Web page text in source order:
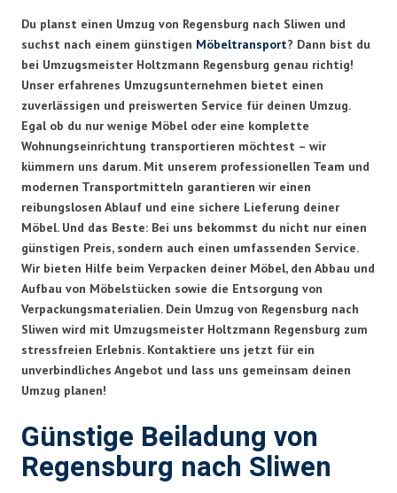
Du planst einen Umzug von Regensburg nach Sliwen und
suchst nach einem günstigen Möbeltransport? Dann bist du
bei Umzugsmeister Holtzmann Regensburg genau richtig!
Unser erfahrenes Umzugsunternehmen bietet einen
zuverlässigen und preiswerten Service für deinen Umzug.
Egal ob du nur wenige Möbel oder eine komplette
Wohnungseinrichtung transportieren möchtest – wir
kümmern uns darum. Mit unserem professionellen Team und
modernen Transportmitteln garantieren wir einen
reibungslosen Ablauf und eine sichere Lieferung deiner
Möbel. Und das Beste: Bei uns bekommst du nicht nur einen
günstigen Preis, sondern auch einen umfassenden Service.
Wir bieten Hilfe beim Verpacken deiner Möbel, den Abbau und
Aufbau von Möbelstücken sowie die Entsorgung von
Verpackungsmaterialien. Dein Umzug von Regensburg nach
Sliwen wird mit Umzugsmeister Holtzmann Regensburg zum
stressfreien Erlebnis. Kontaktiere uns jetzt für ein
unverbindliches Angebot und lass uns gemeinsam deinen
Umzug planen!
Günstige Beiladung von
Regensburg nach Sliwen